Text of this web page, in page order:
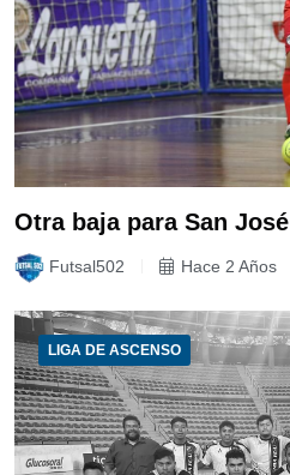
Otra baja para San José
Futsal502 Hace 2 Años
LIGA DE ASCENSO